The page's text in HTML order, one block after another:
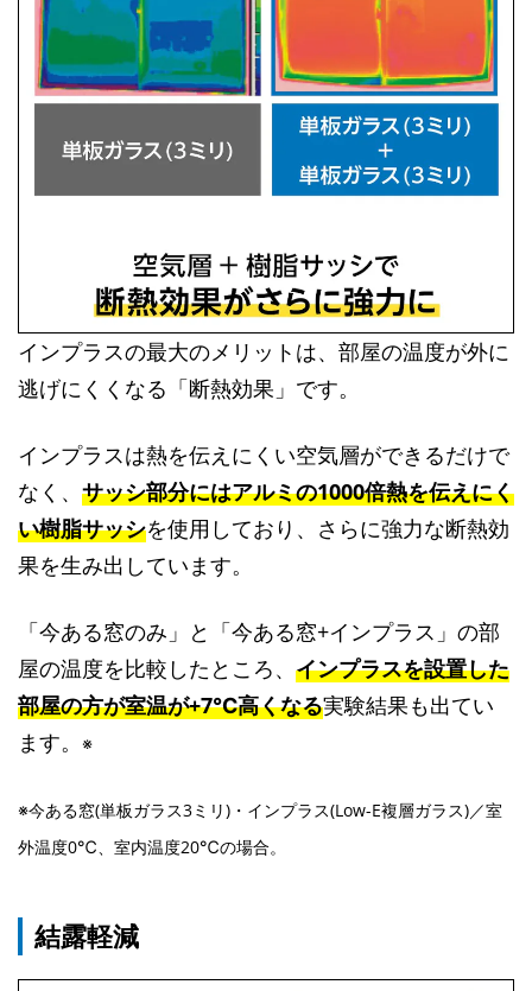
インプラスの最大のメリットは、部屋の温度が外に
逃げにくくなる「断熱効果」です。
インプラスは熱を伝えにくい空気層ができるだけで
なく、 サッシ部分にはアルミの1000倍熱を伝えにく
い樹脂サッシを使用しており、さらに強力な断熱効
果を生み出しています。
「今ある窓のみ」と「今ある窓+インプラス」の部
屋の温度を比較したところ、 インプラスを設置した
部屋の方が室温が+7℃高くなる実験結果も出てい
ます。
※
※今ある窓(単板ガラス3ミリ)・インプラス(Low-E複層ガラス)／室
外温度0℃、室内温度20℃の場合。
結露軽減